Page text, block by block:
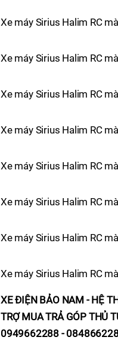
Xe máy Sirius Halim RC
Xe máy Sirius Halim RC
Xe máy Sirius Halim RC
Xe máy Sirius Halim RC
Xe máy Sirius Halim RC
Xe máy Sirius Halim RC
Xe máy Sirius Halim RC
Xe máy Sirius Halim RC
XE ĐIỆN BẢO NAM - HỆ
TRỢ MUA TRẢ GÓP THỦ
0949662288 -